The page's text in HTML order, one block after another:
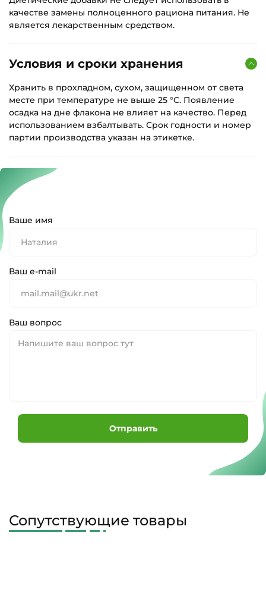
качестве замены полноценного рациона питания. Не
является лекарственным средством.
Условия и сроки хранения
Хранить в прохладном, сухом, защищенном от света
месте при температуре не выше 25 °С. Появление
осадка на дне флакона не влияет на качество. Перед
использованием взбалтывать. Срок годности и номер
партии производства указан на этикетке.
Ваше имя
Ваш e-mail
Ваш вопрос
Отправить
Сопутствующие товары